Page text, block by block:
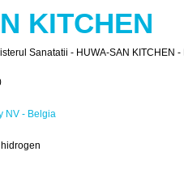
KITCHEN
Sanatatii - HUWA-SAN
NV - Belgia